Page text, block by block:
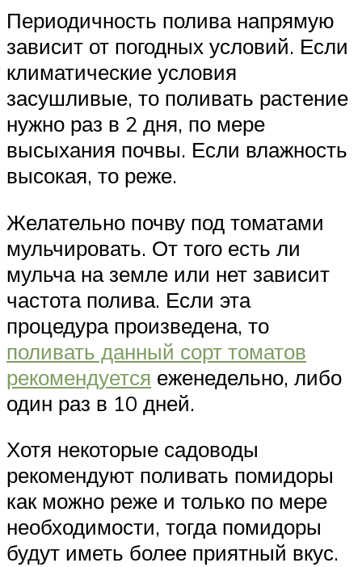
Периодичность полива напрямую
зависит от погодных условий. Если
климатические условия
засушливые, то поливать растение
нужно раз в 2 дня, по мере
высыхания почвы. Если влажность
высокая, то реже.
Желательно почву под томатами
мульчировать. От того есть ли
мульча на земле или нет зависит
частота полива. Если эта
процедура произведена, то
поливать данный сорт томатов
рекомендуется еженедельно, либо
один раз в 10 дней.
Хотя некоторые садоводы
рекомендуют поливать помидоры
как можно реже и только по мере
необходимости, тогда помидоры
будут иметь более приятный вкус.